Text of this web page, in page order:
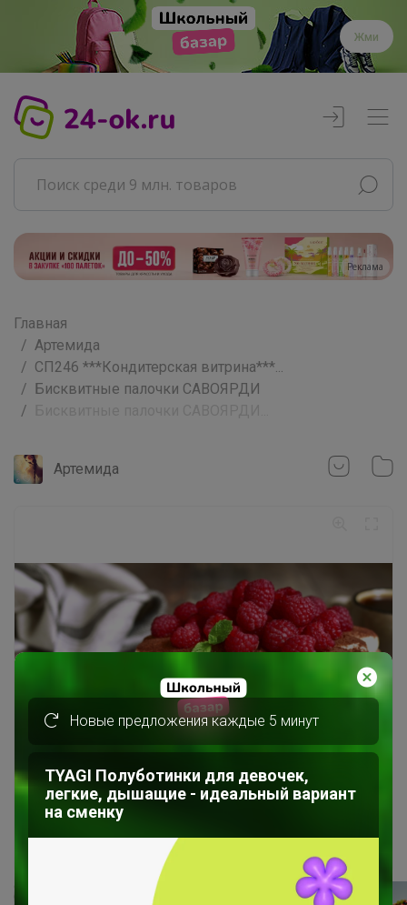
Жми
Реклама
Главная
Артемида
СП246 ***Кондитерская витрина***...
Бисквитные палочки САВОЯРДИ
Артемида
Новые предложения каждые 5 минут
TYAGI Полуботинки для девочек,
легкие, дышащие - идеальный вариант
на сменку